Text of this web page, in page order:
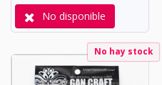
No disponible
No hay stock